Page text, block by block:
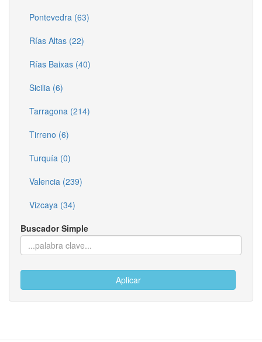
Pontevedra (63)
Rías Altas (22)
Rías Baixas (40)
Sicilia (6)
Tarragona (214)
Tirreno (6)
Turquía (0)
Valencia (239)
Vizcaya (34)
Buscador Simple
Aplicar